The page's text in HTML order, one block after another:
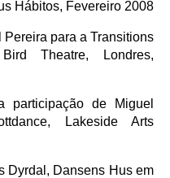
Hábitos, Fevereiro 2008
para a Transitions
Theatre, Londres,
participação de Miguel
Lakeside Arts
Dyrdal, Dansens Hus em